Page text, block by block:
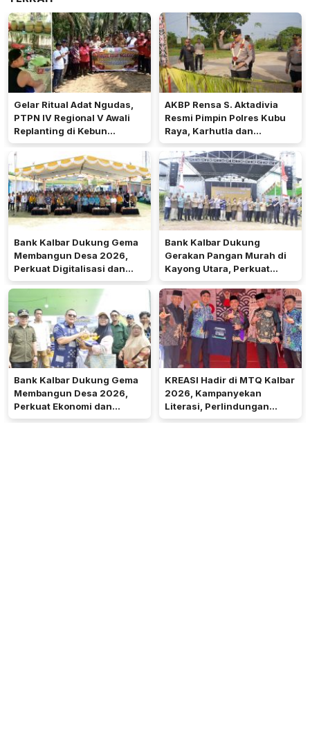
Gelar Ritual Adat Ngudas,
PTPN IV Regional V Awali
Replanting di Kebun
Kembayan
AKBP Rensa S. Aktadivia
Resmi Pimpin Polres Kubu
Raya, Karhutla dan
Pelayanan Publik Jadi
Prioritas
Bank Kalbar Dukung Gema
Membangun Desa 2026,
Perkuat Digitalisasi dan
Ekonomi Desa Teluk Batang
Bank Kalbar Dukung
Gerakan Pangan Murah di
Kayong Utara, Perkuat
Akses Keuangan
Masyarakat
Bank Kalbar Dukung Gema
Membangun Desa 2026,
Perkuat Ekonomi dan
Kemandirian Desa di Kalbar
KREASI Hadir di MTQ Kalbar
2026, Kampanyekan
Literasi, Perlindungan
Anak, dan Wajib Belajar 13